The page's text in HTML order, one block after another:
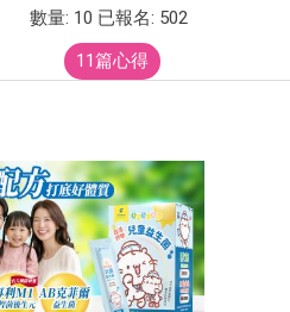
數量: 10 已報名: 502
11篇心得